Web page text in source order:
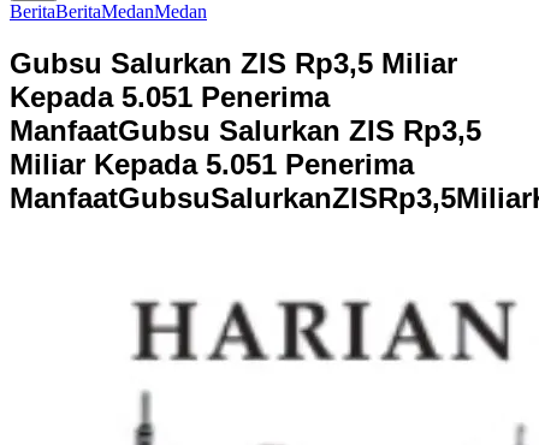
BeritaBeritaMedanMedan
Gubsu Salurkan ZIS Rp3,5 Miliar
Kepada 5.051 Penerima
ManfaatGubsu Salurkan ZIS Rp3,5
Miliar Kepada 5.051 Penerima
ManfaatGubsuSalurkanZISRp3,5Miliar